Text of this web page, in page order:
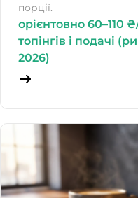
порції.
орієнтовно 60–110
топінгів і подачі
2026)